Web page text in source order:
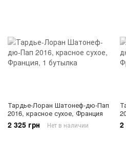
Тардье-Лоран Шатонеф-дю-Пап
2016, красное сухое, Франция
2 325 грн Нет в наличии 2